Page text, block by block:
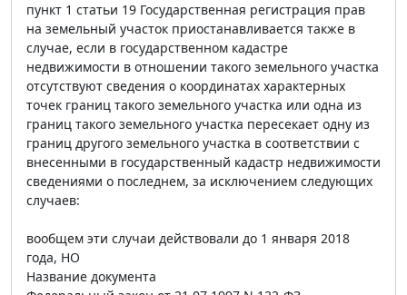
пункт 1 статьи 19 Государственная регистрация прав
на земельный участок приостанавливается также в
случае, если в государственном кадастре
недвижимости в отношении такого земельного участка
отсутствуют сведения о координатах характерных
точек границ такого земельного участка или одна из
границ такого земельного участка пересекает одну из
границ другого земельного участка в соответствии с
внесенными в государственный кадастр недвижимости
сведениями о последнем, за исключением следующих
случаев:
вообщем эти случаи действовали до 1 января 2018
года, НО
Название документа